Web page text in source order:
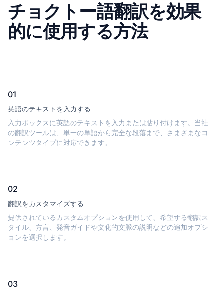
チョクトー語翻訳を効果
的に使用する方法
01
英語のテキストを入力する
入力ボックスに英語のテキストを入力または貼り付けます。当社
の翻訳ツールは、単一の単語から完全な段落まで、さまざまなコ
ンテンツタイプに対応できます。
02
翻訳をカスタマイズする
提供されているカスタムオプションを使用して、希望する翻訳ス
タイル、方言、発音ガイドや文化的文脈の説明などの追加オプシ
ョンを選択します。
03